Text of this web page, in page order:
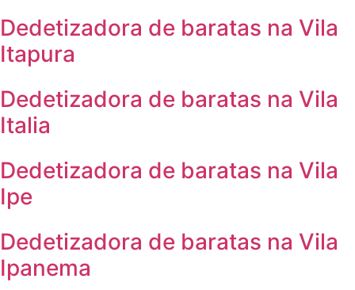
Dedetizadora de baratas na Vila
Itapura
Dedetizadora de baratas na Vila
Italia
Dedetizadora de baratas na Vila
Ipe
Dedetizadora de baratas na Vila
Ipanema